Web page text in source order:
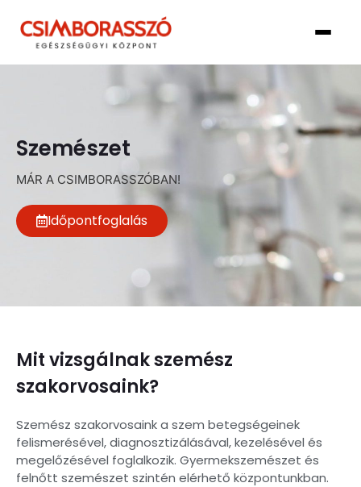
Szemészet
MÁR A CSIMBORASSZÓBAN!
Időpontfoglalás
Mit vizsgálnak szemész
szakorvosaink?
Szemész szakorvosaink a szem betegségeinek
felismerésével, diagnosztizálásával, kezelésével és
megelőzésével foglalkozik. Gyermekszemészet és
felnőtt szemészet szintén elérhető központunkban.